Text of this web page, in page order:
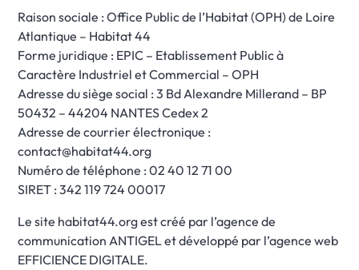
Raison sociale : Office Public de l’Habitat (OPH) de Loire
Atlantique – Habitat 44
Forme juridique : EPIC – Etablissement Public à
Caractère Industriel et Commercial – OPH
Adresse du siège social : 3 Bd Alexandre Millerand – BP
50432 – 44204 NANTES Cedex 2
Adresse de courrier électronique :
contact@habitat44.org
Numéro de téléphone : 02 40 12 71 00
SIRET : 342 119 724 00017
Le site habitat44.orgest créé par l’agence de
communication ANTIGEL et développé par l’agence web
EFFICIENCE DIGITALE.